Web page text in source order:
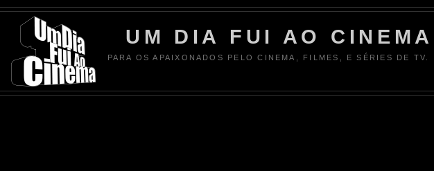
UM DIA FUI AO CINEMA
PARA OS APAIXONADOS PELO CINEMA, FILMES, E SÉRIES DE TV.